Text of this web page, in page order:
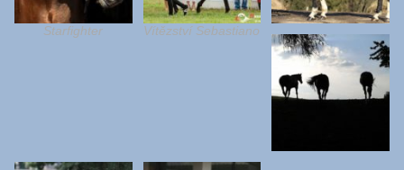
Starfighter Vítězství Sebastiano